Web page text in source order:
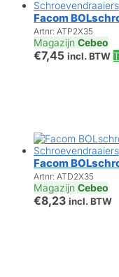
Facom
Artnr: ATP2X35
Magazijn Cebeo
€7,45 incl. BTW
Facom
Artnr: ATD2X35
Magazijn Cebeo
€8,23 incl. BTW